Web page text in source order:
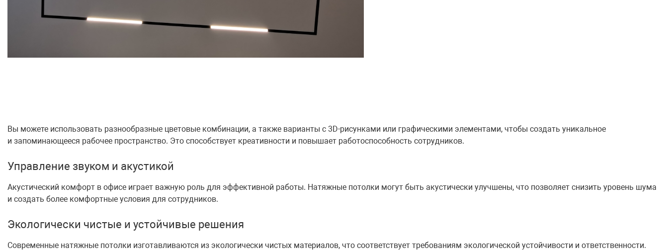
Вы можете использовать разнообразные цветовые комбинации, а также варианты с 3D-рисунками или графическими элементами, чтобы создать уникальное
и запоминающееся рабочее пространство. Это способствует креативности и повышает работоспособность сотрудников.
Управление звуком и акустикой
Акустический комфорт в офисе играет важную роль для эффективной работы. Натяжные потолки могут быть акустически улучшены, что позволяет снизить уровень шума
и создать более комфортные условия для сотрудников.
Экологически чистые и устойчивые решения
Современные натяжные потолки изготавливаются из экологически чистых материалов, что соответствует требованиям экологической устойчивости и ответственности.